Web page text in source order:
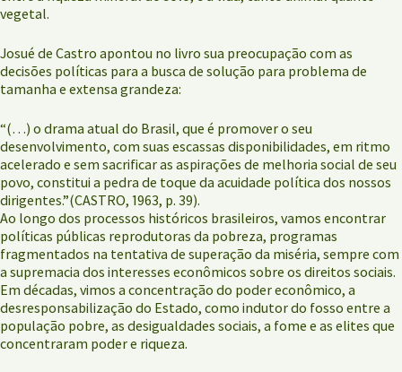
vegetal.
Josué de Castro apontou no livro sua preocupação com as
decisões políticas para a busca de solução para problema de
tamanha e extensa grandeza:
“(…) o drama atual do Brasil, que é promover o seu
desenvolvimento, com suas escassas disponibilidades, em ritmo
acelerado e sem sacrificar as aspirações de melhoria social de seu
povo, constitui a pedra de toque da acuidade política dos nossos
dirigentes.”(CASTRO, 1963, p. 39).
Ao longo dos processos históricos brasileiros, vamos encontrar
políticas públicas reprodutoras da pobreza, programas
fragmentados na tentativa de superação da miséria, sempre com
a supremacia dos interesses econômicos sobre os direitos sociais.
Em décadas, vimos a concentração do poder econômico, a
desresponsabilização do Estado, como indutor do fosso entre a
população pobre, as desigualdades sociais, a fome e as elites que
concentraram poder e riqueza.